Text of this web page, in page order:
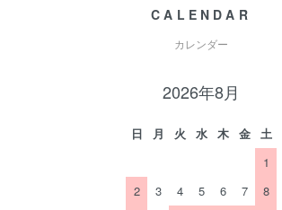
CALENDAR
カレンダー
2026年8月
日 月 火 水 木 金
土
1
2
3 4 5 6 7
8